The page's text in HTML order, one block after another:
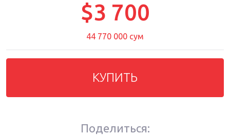
$3 700
44 770 000 сум
КУПИТЬ
Поделиться: